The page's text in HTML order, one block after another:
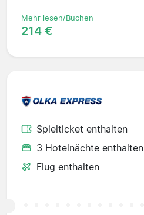
Mehr lesen/Buchen
214 €
Spielticket enthalten
3 Hotelnächte enthalten
Flug enthalten